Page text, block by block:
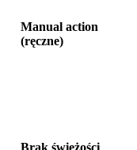
Manual action
(ręczne)